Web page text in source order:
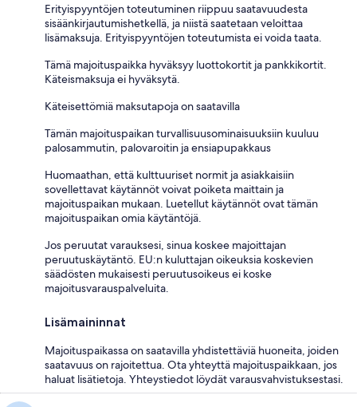
Erityispyyntöjen toteutuminen riippuu saatavuudesta
sisäänkirjautumishetkellä, ja niistä saatetaan veloittaa
lisämaksuja. Erityispyyntöjen toteutumista ei voida taata.
Tämä majoituspaikka hyväksyy luottokortit ja pankkikortit.
Käteismaksuja ei hyväksytä.
Käteisettömiä maksutapoja on saatavilla
Tämän majoituspaikan turvallisuusominaisuuksiin kuuluu
palosammutin, palovaroitin ja ensiapupakkaus
Huomaathan, että kulttuuriset normit ja asiakkaisiin
sovellettavat käytännöt voivat poiketa maittain ja
majoituspaikan mukaan. Luetellut käytännöt ovat tämän
majoituspaikan omia käytäntöjä.
Jos peruutat varauksesi, sinua koskee majoittajan
peruutuskäytäntö. EU:n kuluttajan oikeuksia koskevien
säädösten mukaisesti peruutusoikeus ei koske
majoitusvarauspalveluita.
Lisämaininnat
Majoituspaikassa on saatavilla yhdistettäviä huoneita, joiden
saatavuus on rajoitettua. Ota yhteyttä majoituspaikkaan, jos
haluat lisätietoja. Yhteystiedot löydät varausvahvistuksestasi.